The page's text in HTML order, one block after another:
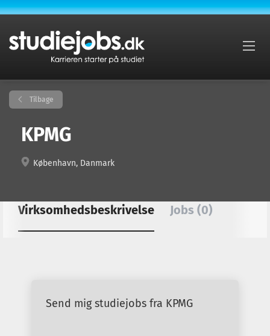
Tilbage
KPMG
København, Danmark
Virksomhedsbeskrivelse Jobs (0)
Send mig studiejobs fra KPMG